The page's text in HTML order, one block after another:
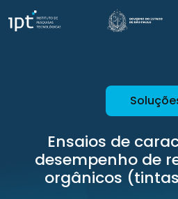
Ensaios de
desempenho de
orgânicos